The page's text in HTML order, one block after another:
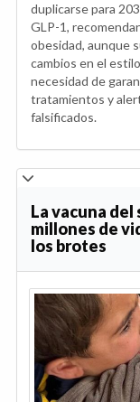
duplicarse para
GLP-1,
obesidad, aunque
cambios en el
necesidad de
tratamientos y
falsificados.
La vacuna del
millones de
los brotes